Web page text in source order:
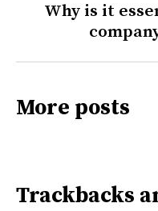
Why is it
More posts
Trackbacks